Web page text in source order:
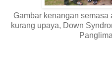
Gambar kenangan semasa
kurang upaya, Down